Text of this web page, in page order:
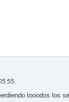
tooodos los